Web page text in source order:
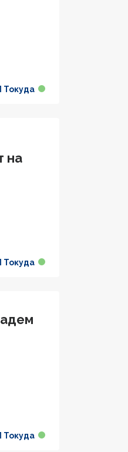
Токуда
на
Токуда
Токуда